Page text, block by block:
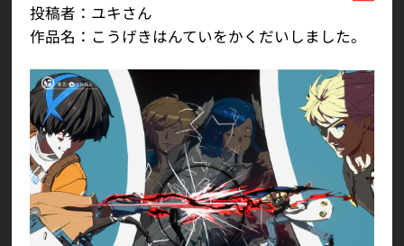
投稿者：ユキさん
作品名：こうげきはんていをかくだいしました。